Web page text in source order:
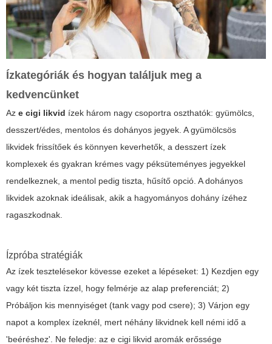
Ízkategóriák és hogyan találjuk meg a
kedvencünket
Az e cigi likvid ízek három nagy csoportra oszthatók: gyümölcs,
desszert/édes, mentolos és dohányos jegyek. A gyümölcsös
likvidek frissítőek és könnyen keverhetők, a desszert ízek
komplexek és gyakran krémes vagy péksüteményes jegyekkel
rendelkeznek, a mentol pedig tiszta, hűsítő opció. A dohányos
likvidek azoknak ideálisak, akik a hagyományos dohány ízéhez
ragaszkodnak.
Ízpróba stratégiák
Az ízek tesztelésekor kövesse ezeket a lépéseket: 1) Kezdjen egy
vagy két tiszta ízzel, hogy felmérje az alap preferenciát; 2)
Próbáljon kis mennyiséget (tank vagy pod csere); 3) Várjon egy
napot a komplex ízeknél, mert néhány likvidnek kell némi idő a
'beéréshez'. Ne feledje: az e cigi likvid aromák erőssége